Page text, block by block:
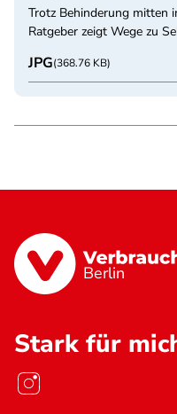
Trotz Behinderung mitten
Ratgeber zeigt Wege zu
JPG(368.76 KB)
Berlin
Stark für